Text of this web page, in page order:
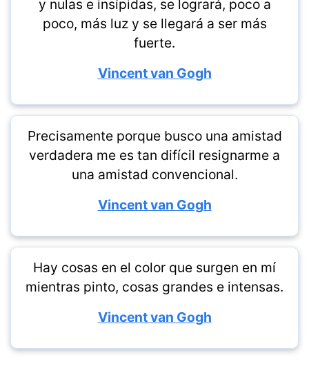
y nulas e insípidas, se logrará, poco a
poco, más luz y se llegará a ser más
fuerte.
Vincent van Gogh
Precisamente porque busco una amistad
verdadera me es tan difícil resignarme a
una amistad convencional.
Vincent van Gogh
Hay cosas en el color que surgen en mí
mientras pinto, cosas grandes e intensas.
Vincent van Gogh